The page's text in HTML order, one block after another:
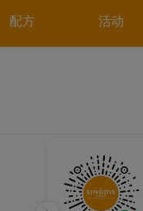
配方 活动